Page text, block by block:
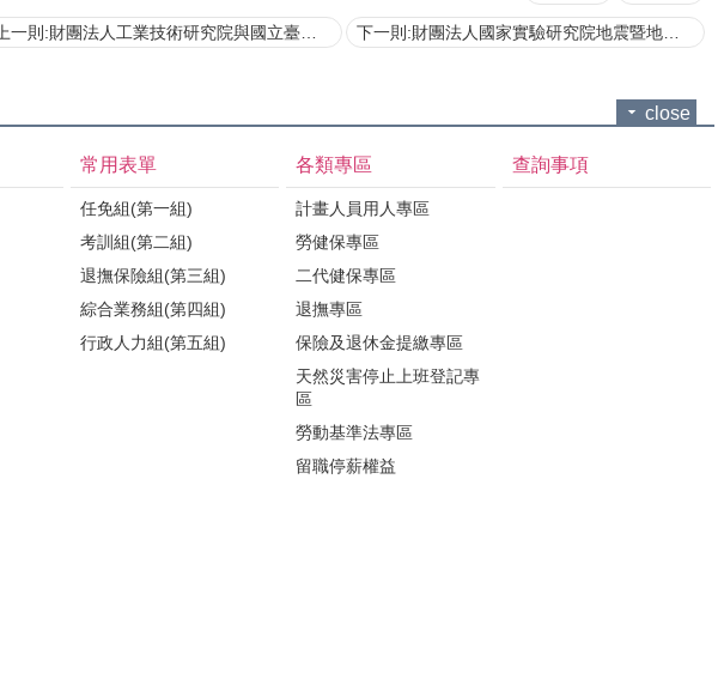
上一則:財團法人工業技術研究院與國立臺灣大學合作協議書 下一則:財團法人國家實驗研究院地震暨地震工程研究與國立臺灣大學學術合作協議書
close
常用表單
任免組(第一組)
考訓組(第二組)
退撫保險組(第三組)
綜合業務組(第四組)
行政人力組(第五組)
各類專區
計畫人員用人專區
勞健保專區
二代健保專區
退撫專區
保險及退休金提繳專區
天然災害停止上班登記專
區
勞動基準法專區
留職停薪權益
查詢事項